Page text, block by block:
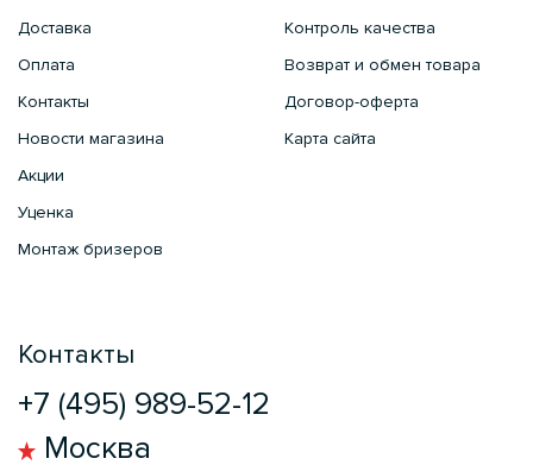
Доставка
Оплата
Контакты
Новости магазина
Акции
Уценка
Монтаж бризеров
Контроль качества
Возврат и обмен товара
Договор-оферта
Карта сайта
Контакты
+7 (495) 989-52-12
Москва